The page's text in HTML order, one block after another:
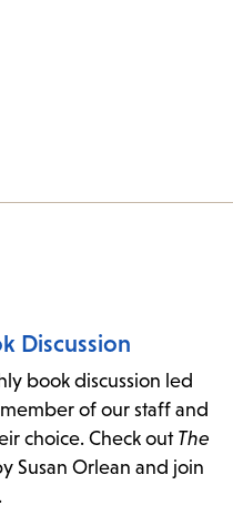
Discussion
book discussion led
of our staff and
choice. Check out The
Susan Orlean and join